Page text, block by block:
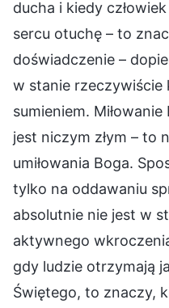
ducha i kiedy
sercu otuchę – to
doświadczenie –
w stanie rzeczywiście
sumieniem.
jest niczym złym – to
umiłowania Boga.
tylko na oddawaniu
absolutnie nie jest w
aktywnego
gdy ludzie otrzymają
Świętego, to znaczy,